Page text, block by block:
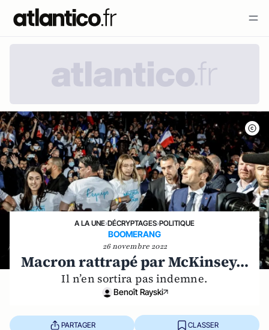
A LA UNE›DÉCRYPTAGES›POLITIQUE
BOOMERANG
26 novembre 2022
Macron rattrapé par McKinsey…
Il n’en sortira pas indemne.
Benoît Rayski
PARTAGER CLASSER